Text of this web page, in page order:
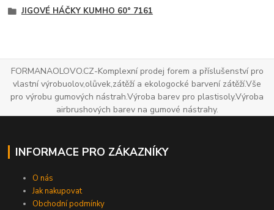
JIGOVÉ HÁČKY KUMHO 60° 7161
FORMANAOLOVO.CZ-Komplexní prodej forem a příslušenství pro
vlastní výrobuolov,olůvek,zátěží a ekologocké barvení zátěží.Vše
pro výrobu gumových nástrah.Výroba barev pro plastisoly.Výroba
airbrushových barev na gumové nástrahy.
INFORMACE PRO ZÁKAZNÍKY
O nás
Jak nakupovat
Obchodní podmínky